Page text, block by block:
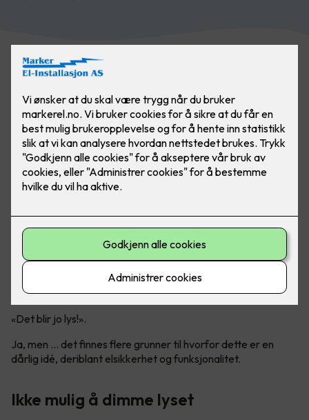
Er det virkelig en god idé?
Mange tenker nok at det er like greit å bare ta ut det gamle
lysstoffrøret og sette inn et LED-rør.
«Det blir jo lys!».
Ja, men ... det finnes flere grunner til hvorfor dette er en
dårlig idé, deriblant elsikkerhet og funksjonalitet.
Ikke mulig å dimme lyset